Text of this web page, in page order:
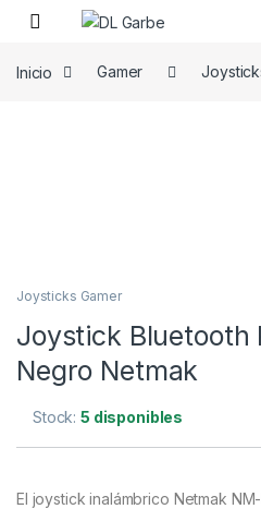
Inicio Gamer
Joysticks Gamer
Joystick Bluetooth
Negro Netmak
Stock:5 disponibles
El joystick inalámbrico Netmak